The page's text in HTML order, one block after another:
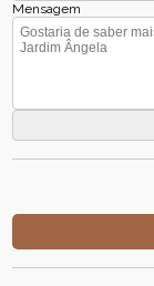
Mensagem